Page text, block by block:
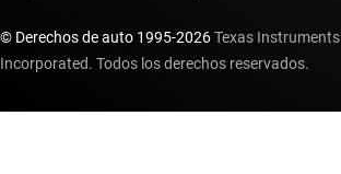
© Derechos de auto 1995-2026Texas Instruments
Incorporated. Todos los derechos reservados.